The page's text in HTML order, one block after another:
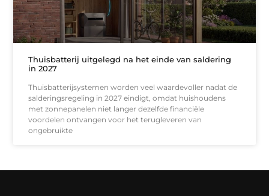
Thuisbatterij uitgelegd na het einde van saldering
in 2027
Thuisbatterijsystemen worden veel waardevoller nadat de
salderingsregeling in 2027 eindigt, omdat huishoudens
met zonnepanelen niet langer dezelfde financiële
voordelen ontvangen voor het terugleveren van
ongebruikte